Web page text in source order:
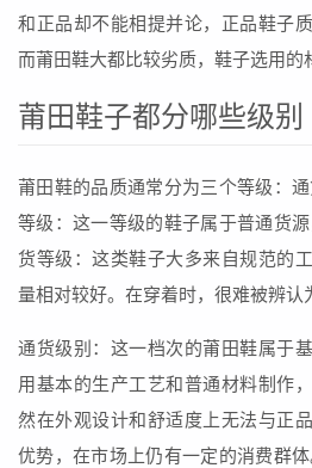
和正品却不能相提并论，正品鞋子
而莆田鞋大都比较劣质，鞋子选用的
莆田鞋子都分哪些级别
莆田鞋的品质通常分为三个等级：
等级：这一等级的鞋子属于普通货
货等级：这类鞋子大多来自规范的
量相对较好。在穿着时，很难被辨认
通货级别：这一档次的莆田鞋属于
用基本的生产工艺和普通材料制作
然在外观设计和舒适度上无法与正
优势，在市场上仍有一定的消费群